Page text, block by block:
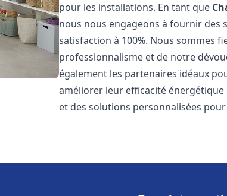
pour les installations. En tant que
nous nous engageons à fournir des
satisfaction à 100%. Nous sommes
professionnalisme et de notre
également les partenaires idéaux
améliorer leur efficacité
et des solutions personnalisées pour